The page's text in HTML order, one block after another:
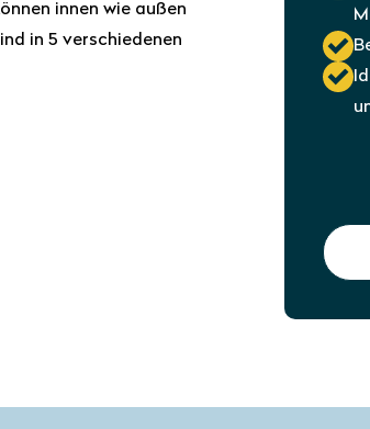
innen wie außen
in 5 verschiedenen